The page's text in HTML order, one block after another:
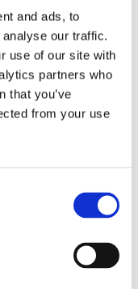
and ads, to
our traffic.
use of our site with
partners who
that you’ve
from your use
gang!
æggene stå i pladen 1/2-
sig færdig.